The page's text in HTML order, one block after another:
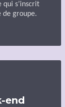
qui s’inscrit
de groupe.
end